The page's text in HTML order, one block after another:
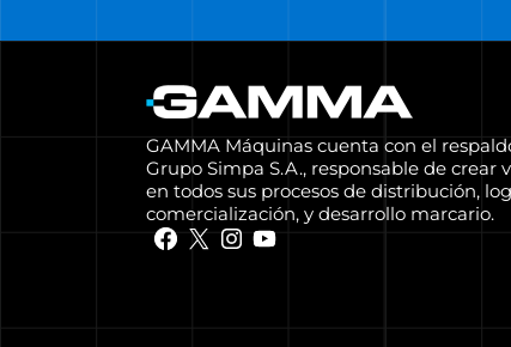
GAMMA Máquinas cuenta con el
Grupo Simpa S.A., responsable de crear
en todos sus procesos de distribución,
comercialización, y desarrollo marcario.